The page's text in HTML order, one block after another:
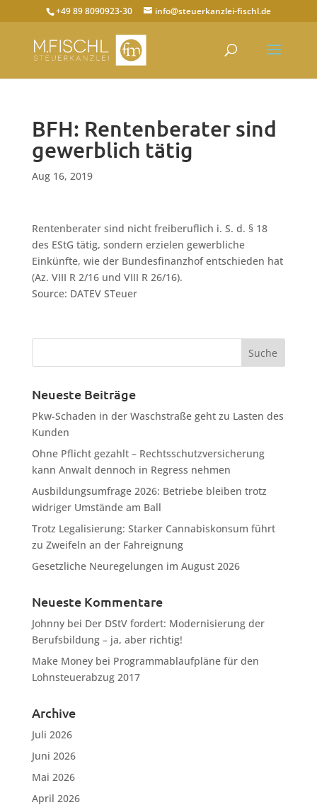
+49 89 8090923-30 info@steuerkanzlei-fischl.de
BFH: Rentenberater sind
gewerblich tätig
Aug 16, 2019
Rentenberater sind nicht freiberuflich i. S. d. § 18
des EStG tätig, sondern erzielen gewerbliche
Einkünfte, wie der Bundesfinanzhof entschieden hat
(Az. VIII R 2/16 und VIII R 26/16).
Source: DATEV STeuer
Neueste Beiträge
Pkw-Schaden in der Waschstraße geht zu Lasten des
Kunden
Ohne Pflicht gezahlt – Rechtsschutzversicherung
kann Anwalt dennoch in Regress nehmen
Ausbildungsumfrage 2026: Betriebe bleiben trotz
widriger Umstände am Ball
Trotz Legalisierung: Starker Cannabiskonsum führt
zu Zweifeln an der Fahreignung
Gesetzliche Neuregelungen im August 2026
Neueste Kommentare
Johnnybei Der DStV fordert: Modernisierung der
Berufsbildung – ja, aber richtig!
Make Moneybei Programmablaufpläne für den
Lohnsteuerabzug 2017
Archive
Juli 2026
Juni 2026
Mai 2026
April 2026